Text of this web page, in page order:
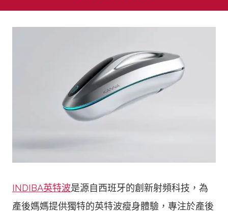
INDIBA英特波是源自西班牙的創新射頻科技，為
產後媽媽提供獨特的英特波瘦身體驗，專注於產後